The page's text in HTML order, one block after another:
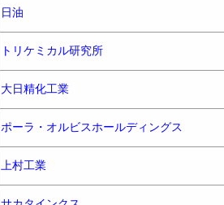
日油
トリケミカル研究所
大日精化工業
ポーラ・オルビスホールディングス
上村工業